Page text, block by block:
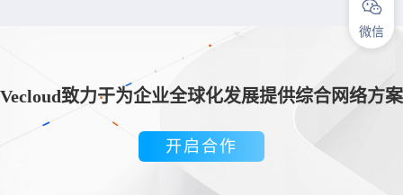
Vecloud致力于为企业全球化发展提供综合网络方案
开启合作
微信